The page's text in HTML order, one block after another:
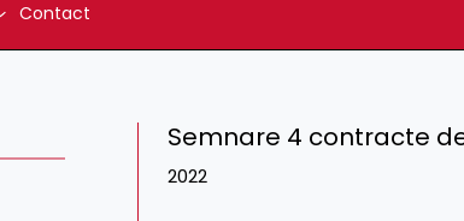
Contact
Semnare 4 contracte
2022